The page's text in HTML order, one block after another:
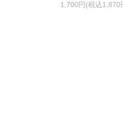
1,700円(税込1,870